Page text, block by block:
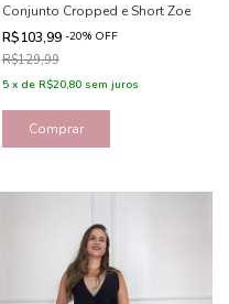
Conjunto Cropped e Short Zoe
R$103,99 -20% OFF
R$129,99
5 x de R$20,80 sem juros
Comprar